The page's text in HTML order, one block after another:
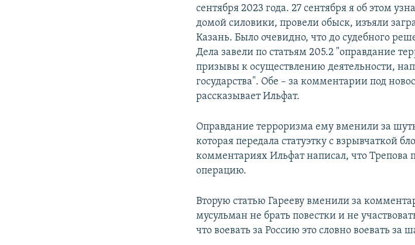
сентября 2023 года. 27 сентября я об этом
домой силовики, провели обыск, изъяли
Казань. Было очевидно, что до судебного
Дела завели по статьям 205.2 "оправдание
призывы к осуществлению деятельности,
государства". Обе – за комментарии под
рассказывает Ильфат.
Оправдание терроризма ему вменили за
которая передала статуэтку с взрывчаткой
комментариях Ильфат написал, что Трепова
операцию.
Вторую статью Гарееву вменили за
мусульман не брать повестки и не
что воевать за Россию это словно воевать за